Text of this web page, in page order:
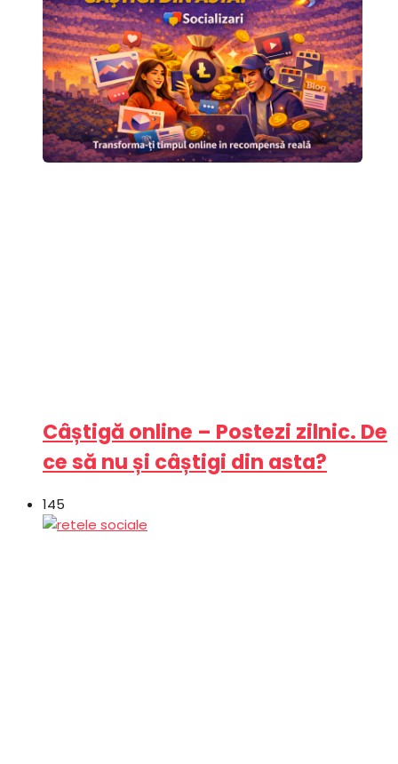
Câștigă online – Postezi zilnic. De
ce să nu și câștigi din asta?
145